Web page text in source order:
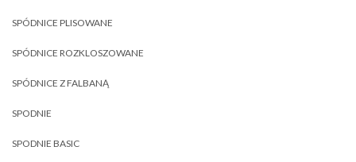
SPÓDNICE PLISOWANE
SPÓDNICE ROZKLOSZOWANE
SPÓDNICE Z FALBANĄ
SPODNIE
SPODNIE BASIC